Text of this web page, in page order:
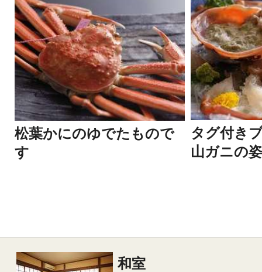
松葉かにのゆでたもので
す
タグ付き
山ガニの
和室